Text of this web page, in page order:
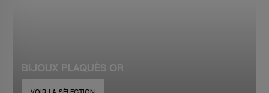
BIJOUX PLAQUÉS OR